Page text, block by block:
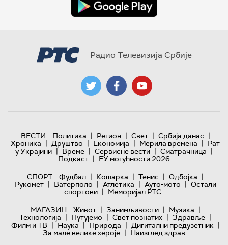
Радио Телевизија Србије
ВЕСТИ Политика | Регион | Свет | Србија данас |
Хроника | Друштво | Економија | Мерила времена | Рат
у Украјини | Време | Сервисне вести | Сматрачница |
Подкаст | ЕУ могућности 2026
СПОРТ
Фудбал | Кошарка | Тенис | Одбојка |
Рукомет | Ватерполо | Атлетика | Ауто-мото | Остали
спортови | Меморијал РТС
МАГАЗИН
Живот | Занимљивости | Музика |
Технологијa | Путујемо | Свет познатих | Здравље |
Филм и ТВ | Наука | Природа | Дигитални предузетник |
За мале велике хероје | Наизглед здрав